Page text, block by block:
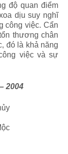
độ quan điểm
dịu suy nghĩ
công việc. Cẩn
thương chân
đó là khả năng
việc và sự
2004